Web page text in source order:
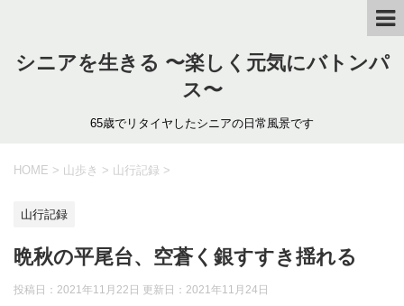
シニアを生きる 〜楽しく元気にバトンパ
ス〜
65歳でリタイヤしたシニアの日常風景です
HOME > 山歩き > 山行記録 >
山行記録
晩秋の平尾台、空蒼く銀すすき揺れる
投稿日：2021年11月22日 更新日： 2021年11月24日